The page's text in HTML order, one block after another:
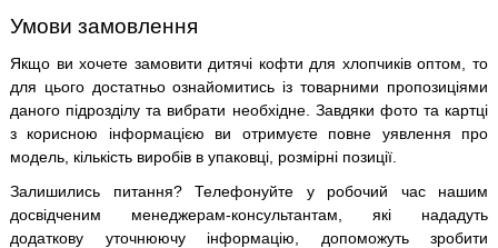
Умови замовлення
Якщо ви хочете замовити дитячі кофти для хлопчиків оптом, то
для цього достатньо ознайомитись із товарними пропозиціями
даного підрозділу та вибрати необхідне. Завдяки фото та картці
з корисною інформацією ви отримуєте повне уявлення про
модель, кількість виробів в упаковці, розмірні позиції.
Залишились питання? Телефонуйте у робочий час нашим
досвідченим менеджерам-консультантам, які нададуть
додаткову уточнюючу інформацію, допоможуть зробити